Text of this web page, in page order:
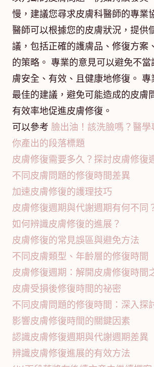
慢，建議您尋求皮膚科醫師的專業
醫師可以根據您的皮膚狀況，提供
議，包括正確的護膚品、修復方案
的策略。 專業的意見可以避免不
膚安全、有效、且健康地修復。 專
最佳的建議，避免可能造成的皮膚
有效率地促進皮膚修復。
可以參考 臉出油！該洗臉嗎？醫學
你產出的段落標題
皮膚修復需要多久？探討皮膚修復
不同皮膚問題的修復時間差異
加速皮膚修復的護理技巧
皮膚修復週期與代謝週期有何不同
如何辨識皮膚修復的進展？
皮膚修復的常見誤區與避免方法
不同皮膚類型、年齡層的修復時間
皮膚修復週期：解開皮膚修復時間
皮膚受損後修復時間的祕密
不同皮膚問題的修復時間：深入探
影響皮膚修復時間的關鍵因素
認識皮膚修復週期與代謝週期差異
辨識皮膚修復進展的有效方法